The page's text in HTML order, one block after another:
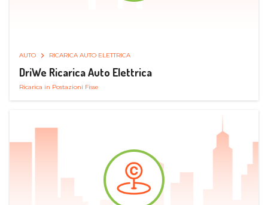
AUTO RICARICA AUTO ELETTRICA
DriWe Ricarica Auto Elettrica
Ricarica in Postazioni Fisse